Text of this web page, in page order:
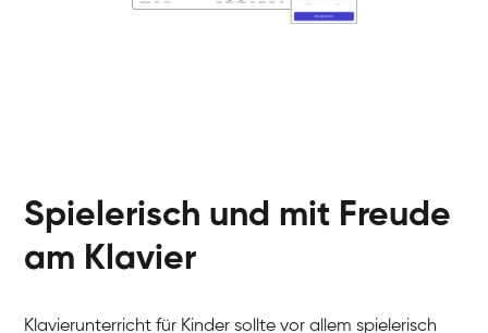
Spielerisch und mit Freude
am Klavier
Klavierunterricht für Kinder sollte vor allem spielerisch